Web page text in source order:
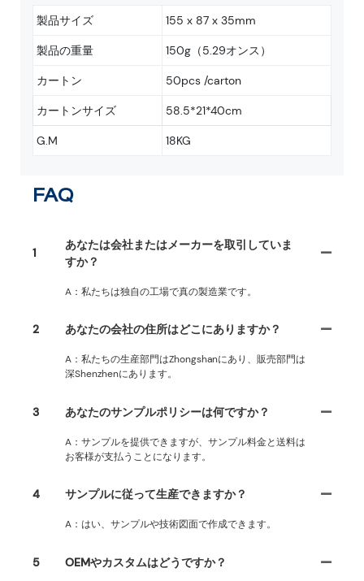
製品サイズ 155 x 87 x 35mm
製品の重量 150g（5.29オンス）
カートン 50pcs /carton
カートンサイズ 58.5*21*40cm
G.M 18KG
FAQ
1
あなたは会社またはメーカーを取引していま
すか？
A：私たちは独自の工場で真の製造業です。
2 あなたの会社の住所はどこにありますか？
A：私たちの生産部門はZhongshanにあり、販売部門は
深Shenzhenにあります。
3 あなたのサンプルポリシーは何ですか？
A：サンプルを提供できますが、サンプル料金と送料は
お客様が支払うことになります。
4 サンプルに従って生産できますか？
A：はい、サンプルや技術図面で作成できます。
5 OEMやカスタムはどうですか？